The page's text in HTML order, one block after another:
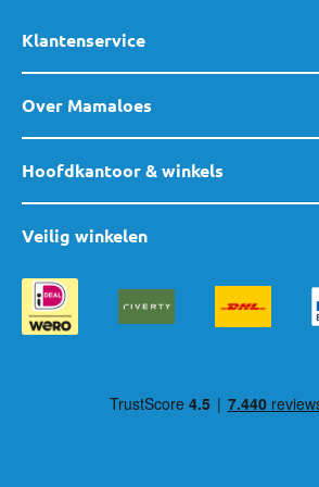
Klantenservice
Over Mamaloes
Hoofdkantoor & winkels
Veilig winkelen